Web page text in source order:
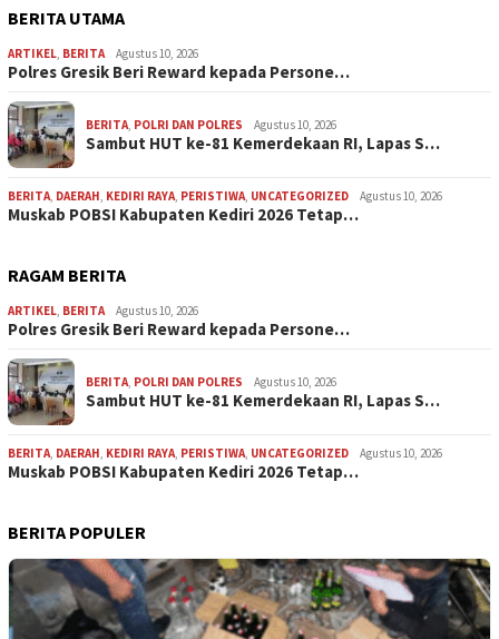
BERITA UTAMA
ARTIKEL BERITA Agustus 10, 2026
Polres Gresik Beri Reward kepada Persone…
BERITA POLRI DAN POLRES Agustus 10, 2026
Sambut HUT ke-81 Kemerdekaan RI, Lapas S…
BERITA DAERAH KEDIRI RAYA PERISTIWA UNCATEGORIZED Agustus 10, 2026
Muskab POBSI Kabupaten Kediri 2026 Tetap…
RAGAM BERITA
ARTIKEL BERITA Agustus 10, 2026
Polres Gresik Beri Reward kepada Persone…
BERITA POLRI DAN POLRES Agustus 10, 2026
Sambut HUT ke-81 Kemerdekaan RI, Lapas S…
BERITA DAERAH KEDIRI RAYA PERISTIWA UNCATEGORIZED Agustus 10, 2026
Muskab POBSI Kabupaten Kediri 2026 Tetap…
BERITA POPULER